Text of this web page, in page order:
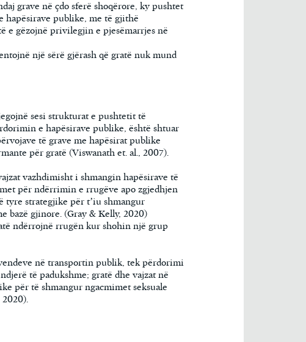
grave në çdo sferë shoqërore, ky pushtet
hapësirave publike, me të gjithë
e gëzojnë privilegjin e pjesëmarrjes në
një sërë gjërash që gratë nuk mund
sesi strukturat e pushtetit të
e hapësirave publike, është shtuar
të grave me hapësirat publike
për gratë (Viswanath et. al., 2007).
vazhdimisht i shmangin hapësirave të
për ndërrimin e rrugëve apo zgjedhjen
strategjike për t’iu shmangur
bazë gjinore. (Gray & Kelly, 2020)
ndërrojnë rrugën kur shohin një grup
në transportin publik, tek përdorimi
të padukshme; gratë dhe vajzat në
për të shmangur ngacmimet seksuale